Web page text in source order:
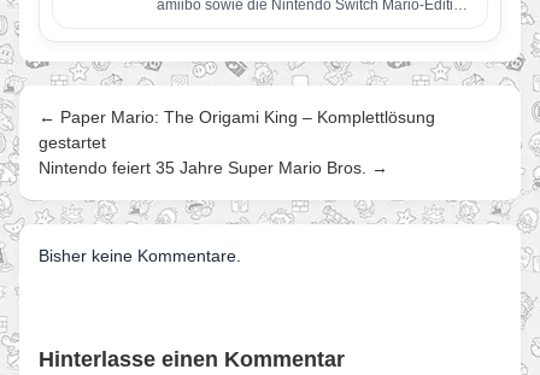
amiibo sowie die Nintendo Switch Mario-Edition
(rot & blau) Eine optisch an…
← Paper Mario: The Origami King – Komplettlösung
gestartet
Nintendo feiert 35 Jahre Super Mario Bros. →
Bisher keine Kommentare.
Hinterlasse einen Kommentar